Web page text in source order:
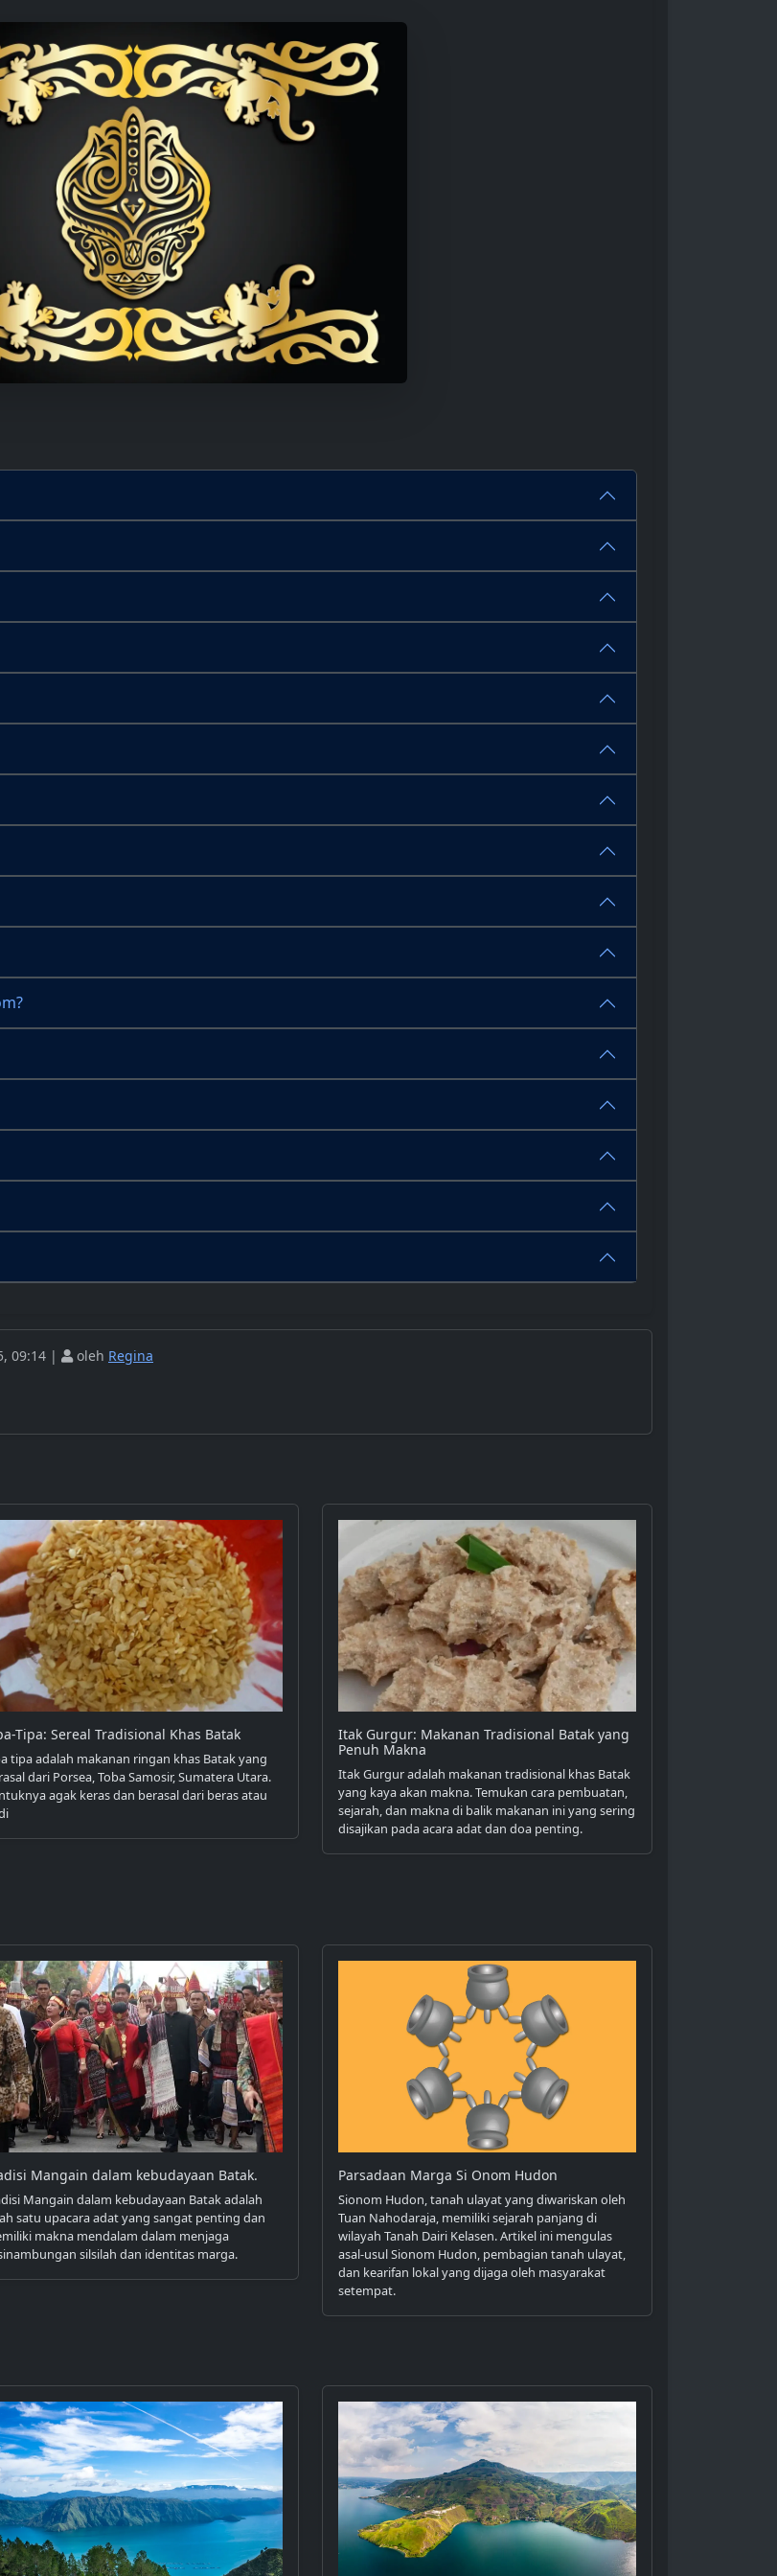
09:14 | oleh Regina
Tipa: Sereal Tradisional Khas Batak
tipa adalah makanan ringan khas Batak yang
dari Porsea, Toba Samosir, Sumatera Utara.
agak keras dan berasal dari beras atau
Itak Gurgur: Makanan Tradisional Batak yang
Penuh Makna
Itak Gurgur adalah makanan tradisional khas Batak
yang kaya akan makna. Temukan cara pembuatan,
sejarah, dan makna di balik makanan ini yang sering
disajikan pada acara adat dan doa penting.
Mangain dalam kebudayaan Batak.
Mangain dalam kebudayaan Batak adalah
satu upacara adat yang sangat penting dan
makna mendalam dalam menjaga
silsilah dan identitas marga.
Parsadaan Marga Si Onom Hudon
Sionom Hudon, tanah ulayat yang diwariskan oleh
Tuan Nahodaraja, memiliki sejarah panjang di
wilayah Tanah Dairi Kelasen. Artikel ini mengulas
asal-usul Sionom Hudon, pembagian tanah ulayat,
dan kearifan lokal yang dijaga oleh masyarakat
setempat.